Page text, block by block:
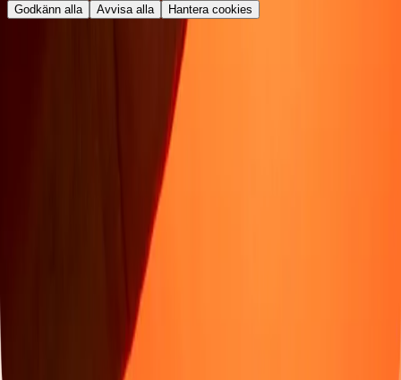
Godkänn alla Avvisa alla Hantera cookies